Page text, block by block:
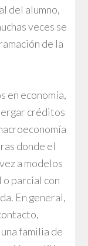
del alumno,
veces se
de la
en economía,
créditos
donde el
a modelos
parcial con
En general,
familia de